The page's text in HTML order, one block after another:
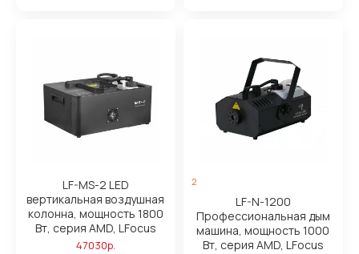
LF-MS-2 LED
вертикальная воздушная
колонна, мощность 1800
Вт, серия AMD, LFocus
47030р.
2
LF-N-1200
Профессиональная дым
машина, мощность 1000
Вт, серия AMD, LFocus